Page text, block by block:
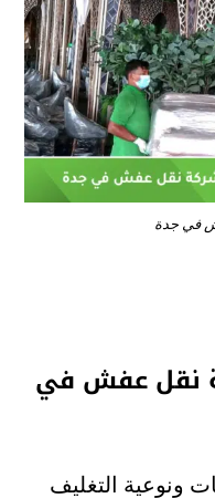
في جدة
نقل عفش في
ونوعية التغليف